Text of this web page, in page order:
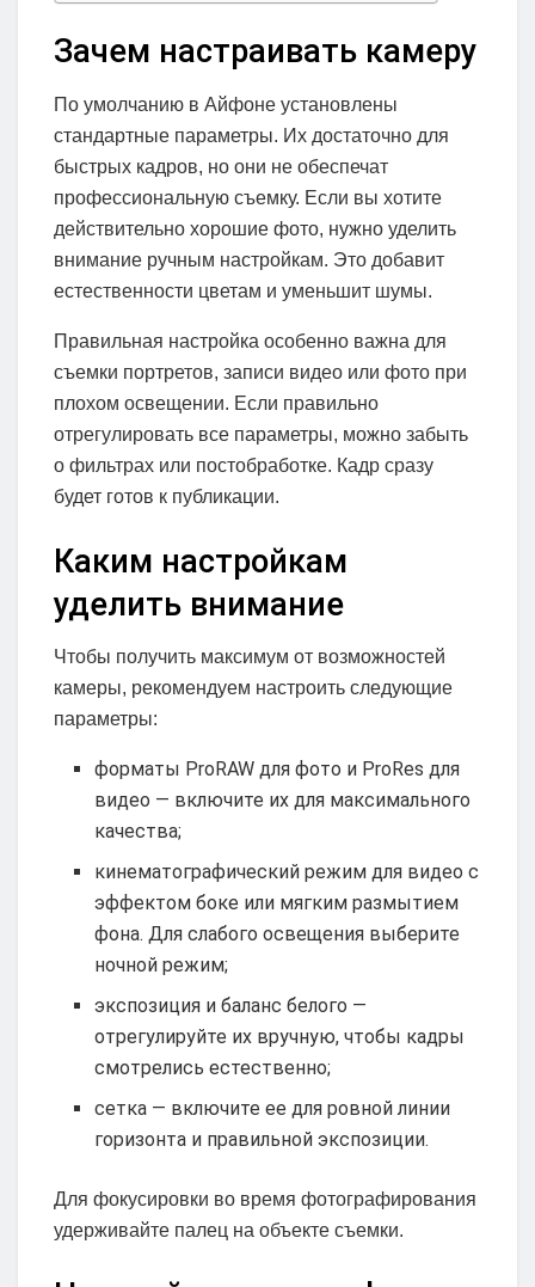
Зачем настраивать камеру
По умолчанию в Айфоне установлены
стандартные параметры. Их достаточно для
быстрых кадров, но они не обеспечат
профессиональную съемку. Если вы хотите
действительно хорошие фото, нужно уделить
внимание ручным настройкам. Это добавит
естественности цветам и уменьшит шумы.
Правильная настройка особенно важна для
съемки портретов, записи видео или фото при
плохом освещении. Если правильно
отрегулировать все параметры, можно забыть
о фильтрах или постобработке. Кадр сразу
будет готов к публикации.
Каким настройкам
уделить внимание
Чтобы получить максимум от возможностей
камеры, рекомендуем настроить следующие
параметры:
форматы ProRAW для фото и ProRes для
видео — включите их для максимального
качества;
кинематографический режим для видео с
эффектом боке или мягким размытием
фона. Для слабого освещения выберите
ночной режим;
экспозиция и баланс белого —
отрегулируйте их вручную, чтобы кадры
смотрелись естественно;
сетка — включите ее для ровной линии
горизонта и правильной экспозиции.
Для фокусировки во время фотографирования
удерживайте палец на объекте съемки.